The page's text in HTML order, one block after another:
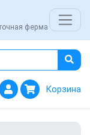
ферма
Корзина